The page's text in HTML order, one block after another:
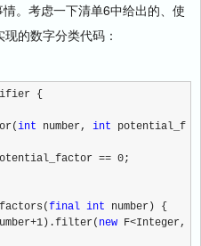
。考虑一下清单6中给出的、使
的数字分类代码：
{
int number, int potential_f
== 0;
final int number) {
new F<Integer,